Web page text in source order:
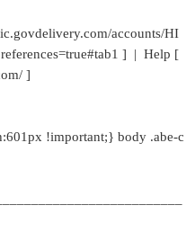
accounts/HI
] | Help [
]
!important;} body .abe-c